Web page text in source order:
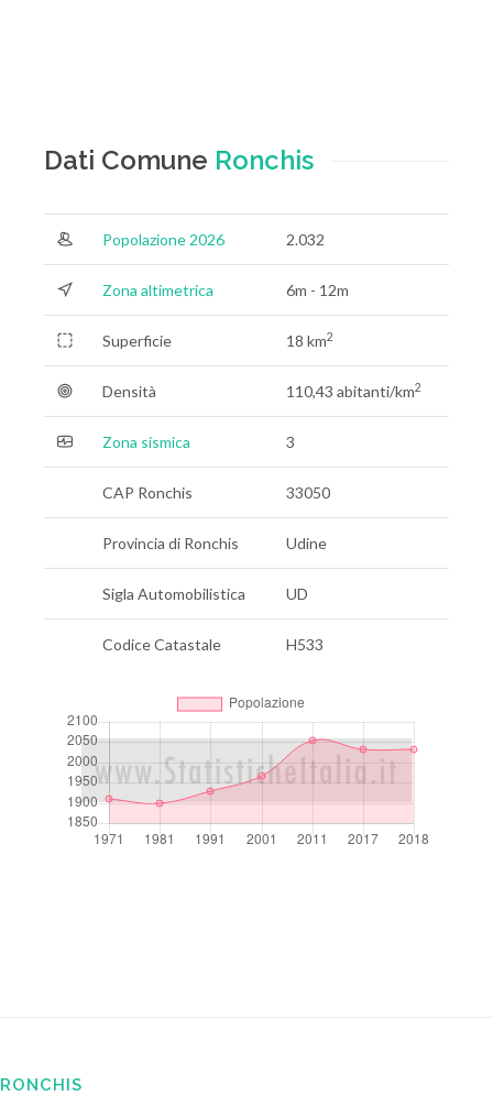
Dati Comune Ronchis
Popolazione 2026 2.032
Zona altimetrica 6m - 12m
Superficie 18 km2
Densità 110,43 abitanti/km2
Zona sismica 3
CAP Ronchis 33050
Provincia di Ronchis Udine
Sigla Automobilistica UD
Codice Catastale H533
RONCHIS